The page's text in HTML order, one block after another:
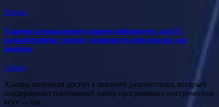
Разное
Хакеры взломали популярную библиотеку для JS-
разработчиков: почему уязвимость npm опасна для
крипты
Admin
Хакеры получили доступ к аккаунту разработчика, который
поддерживает популярный набор программных инструментов
keyv — им...